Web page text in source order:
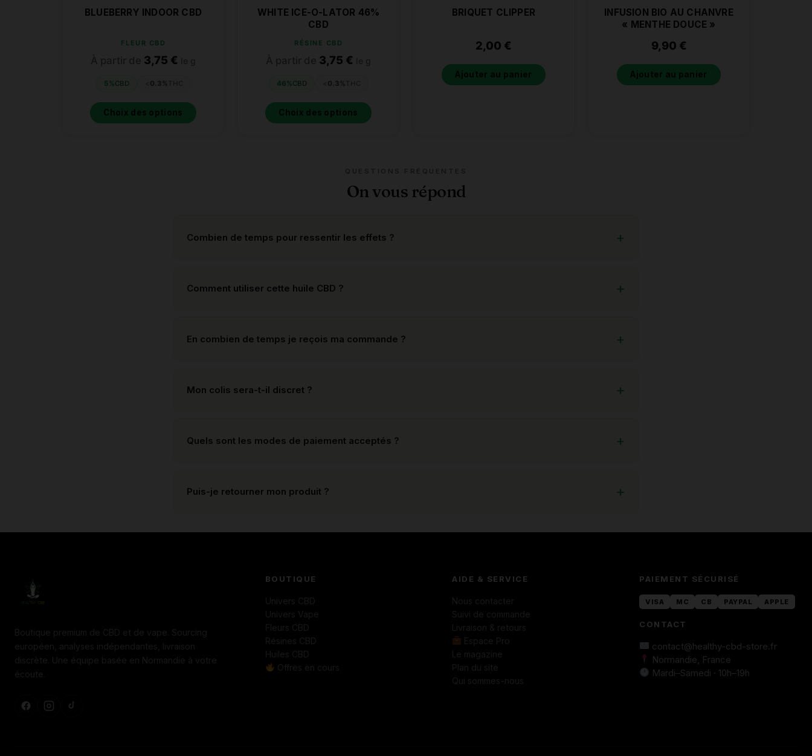
BLUEBERRY INDOOR CBD
FLEUR CBD
3,75 €
5%CBD 0.3%
Choix des options
WHITE ICE-O-LATOR 46%
CBD
RÉSINE CBD
3,75 €
46%CBD 0.3%
Choix des options
BRIQUET CLIPPER
2,00 €
Ajouter au panier
INFUSION BIO AU CHANVRE
« MENTHE DOUCE »
9,90 €
Ajouter au panier
On vous répond
Combien de temps pour ressentir les effets ?
Comment utiliser cette huile CBD ?
En combien de temps je reçois ma commande ?
Mon colis sera-t-il discret ?
Quels sont les modes de paiement acceptés ?
Puis-je retourner mon produit ?
BOUTIQUE AIDE & SERVICE PAIEMENT SÉCURISÉ
VISA MC CB PAYPAL APPLE
CONTACT
contact@healthy-cbd-store.fr
Normandie, France
Mardi–Samedi · 10h–19h